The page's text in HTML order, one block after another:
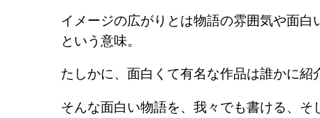
イメージの広がりとは物語の雰囲気や面
という意味。
たしかに、面白くて有名な作品は誰かに紹
そんな面白い物語を、我々でも書ける、